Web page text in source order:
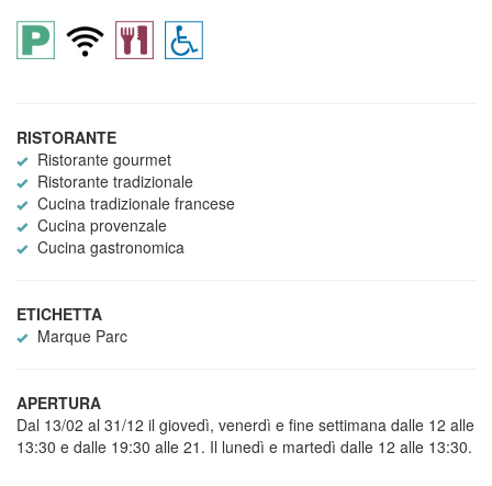
RISTORANTE
Ristorante gourmet
Ristorante tradizionale
Cucina tradizionale francese
Cucina provenzale
Cucina gastronomica
ETICHETTA
Marque Parc
APERTURA
Dal 13/02 al 31/12 il giovedì, venerdì e fine settimana dalle 12 alle
13:30 e dalle 19:30 alle 21. Il lunedì e martedì dalle 12 alle 13:30.